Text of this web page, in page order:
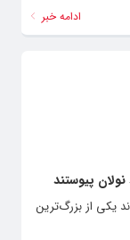
ادامه خبر
پیوستند
یکی از بزرگ‌ترین